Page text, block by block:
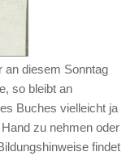
an diesem Sonntag
so bleibt an
Buches vielleicht ja
zu nehmen oder
findet